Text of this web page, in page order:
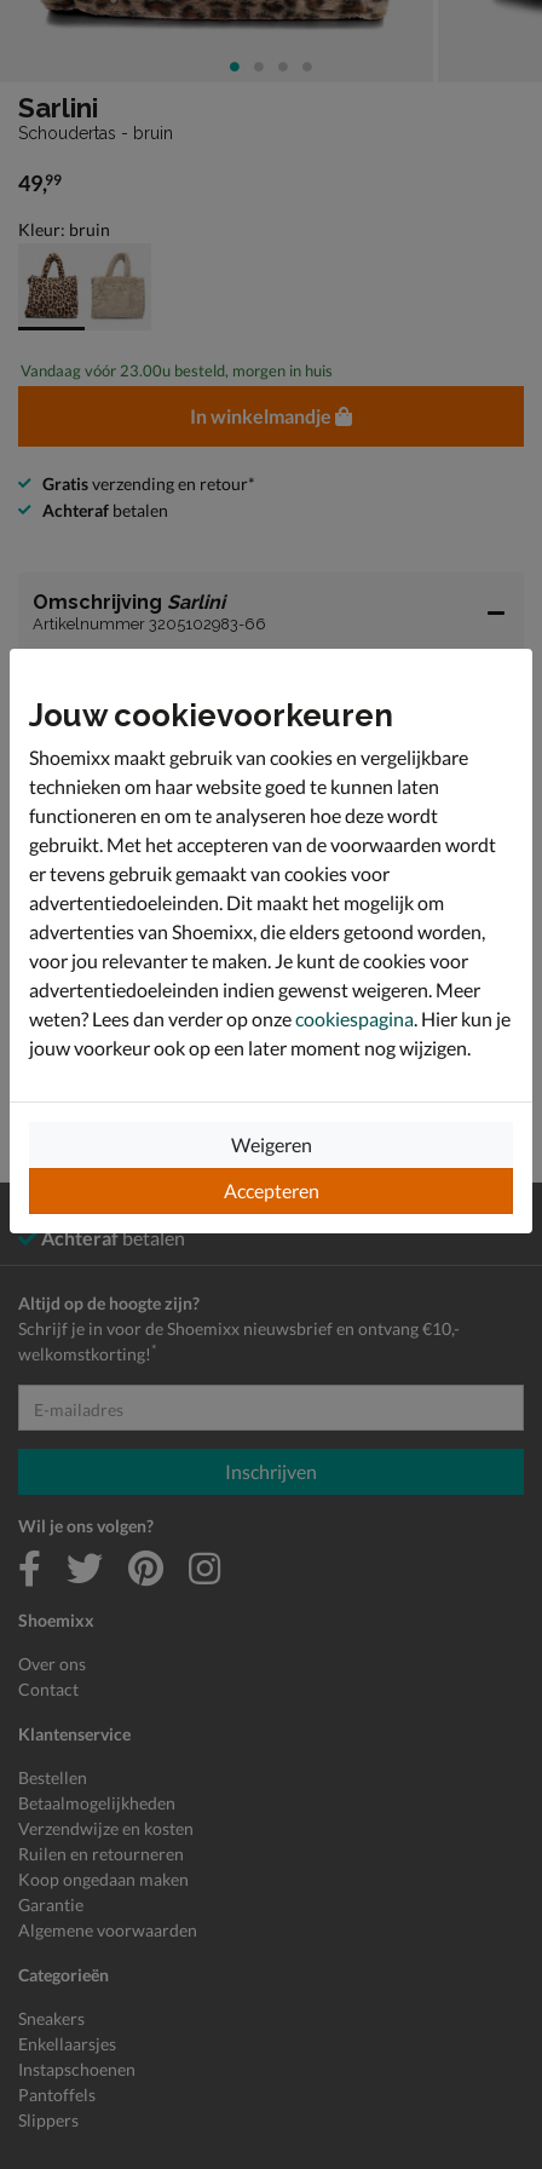
Sarlini
Schoudertas - bruin
€ 49,99
49,99
Kleur: bruin
Vandaag vóór 23.00u besteld, morgen in huis
In winkelmandje
Gratisverzending en retour*
Achteraf betalen
Omschrijving Sarlini
Artikelnummer 3205102983-66
Deze leuke furry tas geeft iedere outfit een leuke twist.
Uitgevoerd in fake fur en gevoerd met polyester.
De tas bestaat uit één hoofdvak met aan beide zijdes
extra insteekvakken.
Afmetingen: 36x28x13 cm.
Specificaties
Bekijk meer
Dames Tassen Schoudertassen
Gratisverzending en retour*
Achterafbetalen
Shoemixx
Over ons
Contact
Klantenservice
Bestellen
Betaalmogelijkheden
Verzendwijze en kosten
Ruilen en retourneren
Koop ongedaan maken
Garantie
Algemene voorwaarden
Categorieën
Sneakers
Enkellaarsjes
Instapschoenen
Pantoffels
Slippers
Altijd op de hoogte zijn?
Schrijf je in voor de Shoemixx nieuwsbrief en ontvang €10,-
welkomstkorting! *
E-mailadres
Inschrijven
Wil je ons volgen?
Jouw cookievoorkeuren
Shoemixx maakt gebruik van cookies en vergelijkbare
technieken om haar website goed te kunnen laten
functioneren en om te analyseren hoe deze wordt
gebruikt. Met het accepteren van de voorwaarden wordt
er tevens gebruik gemaakt van cookies voor
advertentiedoeleinden. Dit maakt het mogelijk om
advertenties van Shoemixx, die elders getoond worden,
voor jou relevanter te maken. Je kunt de cookies voor
advertentiedoeleinden indien gewenst weigeren. Meer
weten? Lees dan verder op onzecookiespagina . Hier kun je
jouw voorkeur ook op een later moment nog wijzigen.
Accepteren
Weigeren